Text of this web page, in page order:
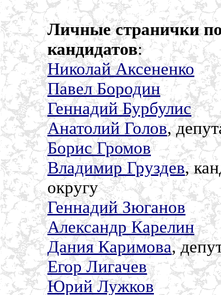
Личные странички
кандидатов:
Николай Аксененко
Павел Бородин
Геннадий Бурбулис
Анатолий Голов,
Борис Громов
Владимир Груздев,
округу
Геннадий Зюганов
Александр Карелин
Дания Каримова,
Егор Лигачев
Юрий Лужков